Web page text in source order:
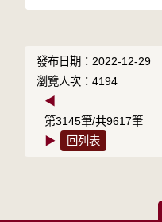
發布日期：2022-12-29
瀏覽人次：4194
◀
第3145筆/共9617筆
▶
回列表